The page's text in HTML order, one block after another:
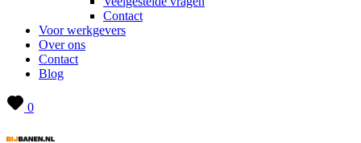
Contact
Voor werkgevers
Over ons
Contact
Blog
0